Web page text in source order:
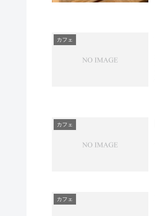
カフェ
カフェ
カフェ